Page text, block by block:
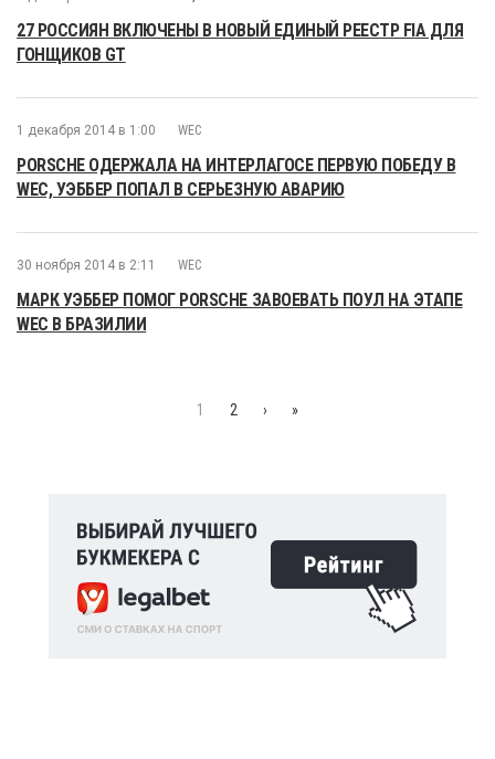
27 РОССИЯН ВКЛЮЧЕНЫ В НОВЫЙ ЕДИНЫЙ РЕЕСТР FIA ДЛЯ
ГОНЩИКОВ GT
1 декабря 2014 в 1:00 WEC
PORSCHE ОДЕРЖАЛА НА ИНТЕРЛАГОСЕ ПЕРВУЮ ПОБЕДУ В
WEC, УЭББЕР ПОПАЛ В СЕРЬЕЗНУЮ АВАРИЮ
30 ноября 2014 в 2:11 WEC
МАРК УЭББЕР ПОМОГ PORSCHE ЗАВОЕВАТЬ ПОУЛ НА ЭТАПЕ
WEC В БРАЗИЛИИ
1 2 › »